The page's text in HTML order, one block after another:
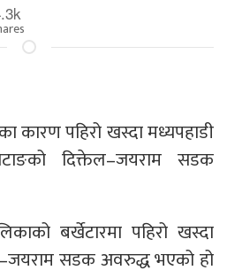
कारण पहिरो खस्दा मध्यपहाडी
दिक्तेल–जयराम सडक
बर्खेटारमा पहिरो खस्दा
सडक अवरुद्ध भएको हो